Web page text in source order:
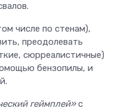
числе по стенам),
преодолевать
сюрреалистичные)
бензопилы, и
геймплей»с